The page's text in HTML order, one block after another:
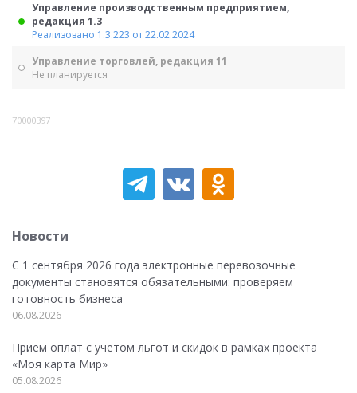
Управление производственным предприятием,
редакция 1.3
Реализовано 1.3.223 от 22.02.2024
Управление торговлей, редакция 11
Не планируется
70000397
Новости
С 1 сентября 2026 года электронные перевозочные
документы становятся обязательными: проверяем
готовность бизнеса
06.08.2026
Прием оплат с учетом льгот и скидок в рамках проекта
«Моя карта Мир»
05.08.2026